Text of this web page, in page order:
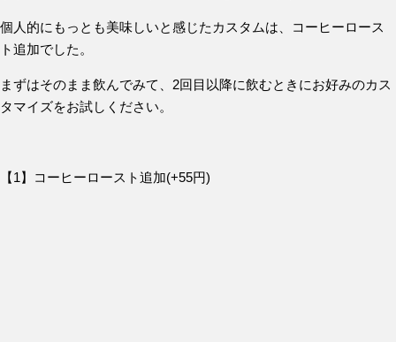
個人的にもっとも美味しいと感じたカスタムは、コーヒーロース
ト追加でした。
まずはそのまま飲んでみて、2回目以降に飲むときにお好みのカス
タマイズをお試しください。
【1】コーヒーロースト追加(+55円)